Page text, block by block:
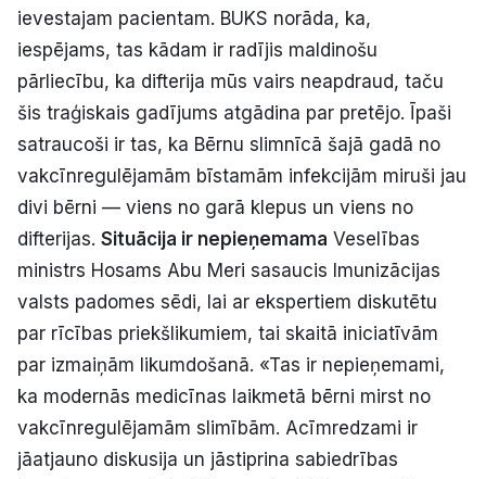
ievestajam pacientam. BUKS norāda, ka,
iespējams, tas kādam ir radījis maldinošu
pārliecību, ka difterija mūs vairs neapdraud, taču
šis traģiskais gadījums atgādina par pretējo. Īpaši
satraucoši ir tas, ka Bērnu slimnīcā šajā gadā no
vakcīnregulējamām bīstamām infekcijām miruši jau
divi bērni — viens no garā klepus un viens no
difterijas. Situācija ir nepieņemama Veselības
ministrs Hosams Abu Meri sasaucis Imunizācijas
valsts padomes sēdi, lai ar ekspertiem diskutētu
par rīcības priekšlikumiem, tai skaitā iniciatīvām
par izmaiņām likumdošanā. «Tas ir nepieņemami,
ka modernās medicīnas laikmetā bērni mirst no
vakcīnregulējamām slimībām. Acīmredzami ir
jāatjauno diskusija un jāstiprina sabiedrības